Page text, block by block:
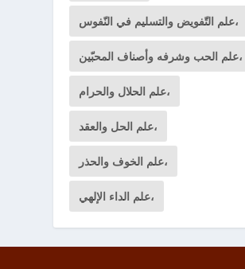
علم التّفويض والتسليم في النّفوس،
علم الحب وشرفه وأصناف المحبّين،
علم الحلال والحرام،
علم الحل والعقد،
علم الخوف والحذر،
علم الداء الإلهي،